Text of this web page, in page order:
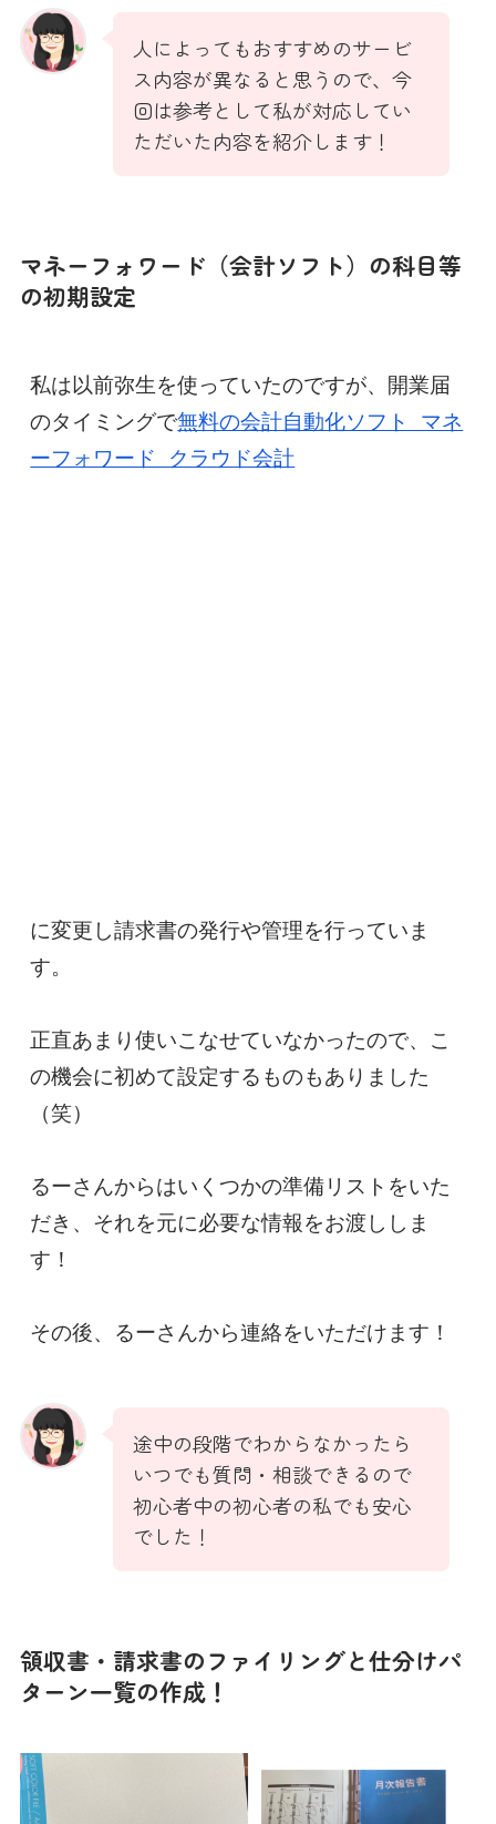
人によってもおすすめのサービ
ス内容が異なると思うので、今
回は参考として私が対応してい
ただいた内容を紹介します！
マネーフォワード（会計ソフト）の科目等
の初期設定
私は以前弥生を使っていたのですが、開業届
のタイミングで無料の会計自動化ソフト マネ
ーフォワード クラウド会計
に変更し請求書の発行や管理を行っていま
す。
正直あまり使いこなせていなかったので、こ
の機会に初めて設定するものもありました
（笑）
るーさんからはいくつかの準備リストをいた
だき、それを元に必要な情報をお渡ししま
す！
途中の段階でわからなかったら
いつでも質問・相談できるので
初心者中の初心者の私でも安心
でした！
領収書・請求書のファイリングと仕分けパ
ターン一覧の作成！